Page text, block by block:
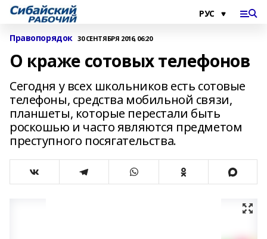
Правопорядок 30 СЕНТЯБРЯ 2016, 06:20
О краже сотовых телефонов
Сегодня у всех школьников есть сотовые
телефоны, средства мобильной связи,
планшеты, которые перестали быть
роскошью и часто являются предметом
преступного посягательства.